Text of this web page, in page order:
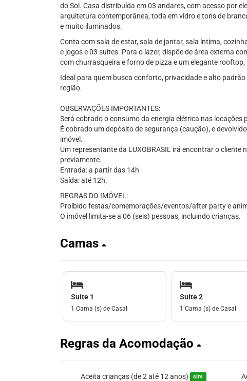
do Sol. Casa distribuída em 03 andares, com acesso por
arquitetura contemporânea, toda em vidro e tons de
e muito iluminados.
Conta com sala de estar, sala de jantar, sala íntima,
e jogos e 03 suítes. Para o lazer, dispõe de área externa
com churrasqueira e forno de pizza e um elegante
Ideal para quem busca conforto, privacidade e alto
região.
OBSERVAÇÕES IMPORTANTES:
Será cobrado o consumo da energia elétrica nas locações
É cobrado um depósito de segurança (caução), e
imóvel.
Um representante da LUXOBRASIL irá encontrar o cliente
previamente.
Entrada: a partir das 14h
Saída: até 12h.
REGRAS DO IMÓVEL:
Proibido festas/comemorações/eventos/after party e
O imóvel limita-se a 06 (seis) pessoas, incluindo crianças.
Camas
Suíte 1
1 Cama (s) de Casal
Suíte 2
1 Cama (s) de Casal
Regras da Acomodação
Aceita crianças (de 2 até 12 anos) sim